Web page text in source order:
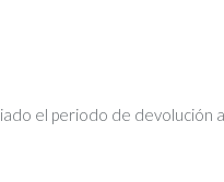
el periodo de devolución